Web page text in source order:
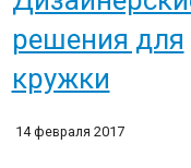
решения для
кружки
14 февраля 2017